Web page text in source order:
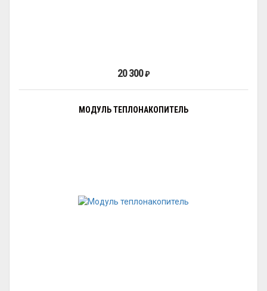
20 300₽
МОДУЛЬ ТЕПЛОНАКОПИТЕЛЬ